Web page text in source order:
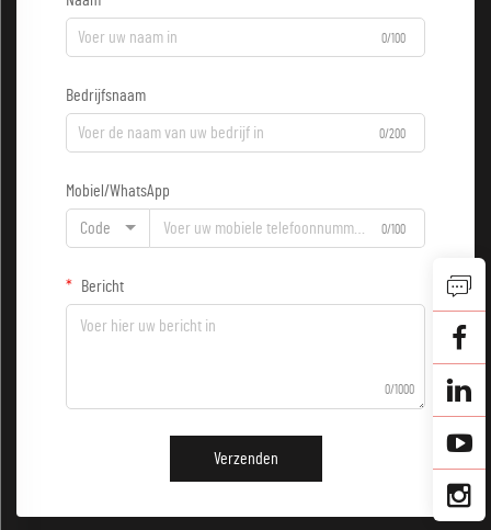
0/100
Bedrijfsnaam
0/200
Mobiel/WhatsApp
Code 0/100
Bericht
0/1000
Verzenden